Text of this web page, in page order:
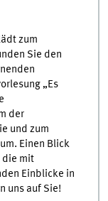
zum
Sie den
„Es
der
und zum
Einen Blick
die mit
Einblicke in
uns auf Sie!